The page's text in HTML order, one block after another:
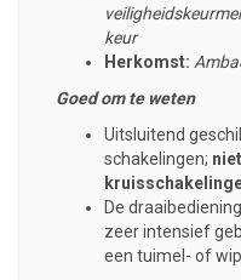
keur
Herkomst:
Goed om te weten
Uitsluitend
schakelingen;
De
zeer intensief
een tuimel- of